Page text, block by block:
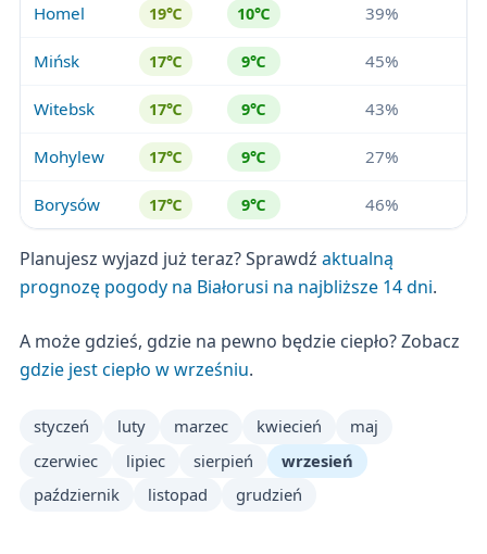
Homel 19℃ 10℃ 39%
Mińsk 17℃ 9℃ 45%
Witebsk 17℃ 9℃ 43%
Mohylew 17℃ 9℃ 27%
Borysów 17℃ 9℃ 46%
Planujesz wyjazd już teraz? Sprawdź aktualną
prognozę pogody na Białorusi na najbliższe 14 dni.
A może gdzieś, gdzie na pewno będzie ciepło? Zobacz
gdzie jest ciepło w wrześniu.
styczeń luty marzec kwiecień
maj
czerwiec
lipiec sierpień
wrzesień
październik
listopad grudzień